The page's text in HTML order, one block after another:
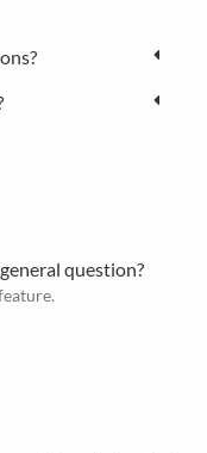
question?